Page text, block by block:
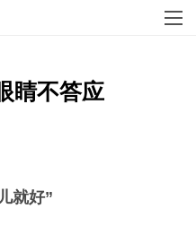
睛不答应
就好”